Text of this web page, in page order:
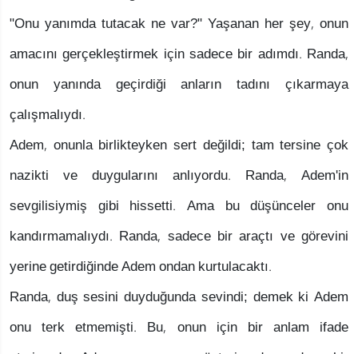
"Onu yanımda tutacak ne var?" Yaşanan her şey, onun
amacını gerçekleştirmek için sadece bir adımdı. Randa,
onun yanında geçirdiği anların tadını çıkarmaya
çalışmalıydı.
Adem, onunla birlikteyken sert değildi; tam tersine çok
nazikti ve duygularını anlıyordu. Randa, Adem'in
sevgilisiymiş gibi hissetti. Ama bu düşünceler onu
kandırmamalıydı. Randa, sadece bir araçtı ve görevini
yerine getirdiğinde Adem ondan kurtulacaktı.
Randa, duş sesini duyduğunda sevindi; demek ki Adem
onu terk etmemişti. Bu, onun için bir anlam ifade